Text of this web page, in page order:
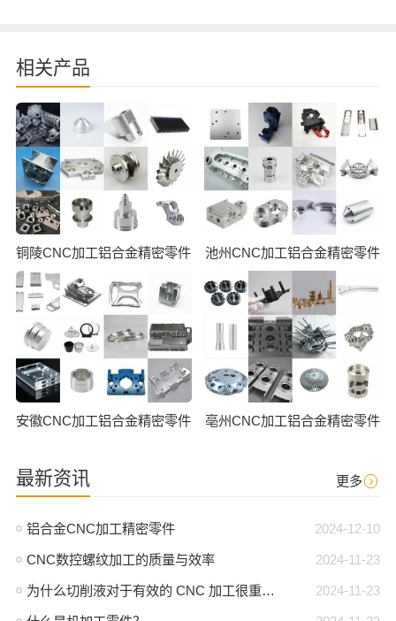
相关产品
铜陵CNC加工铝合金精密零件 池州CNC加工铝合金精密零件
安徽CNC加工铝合金精密零件 亳州CNC加工铝合金精密零件
最新资讯 更多
2024-12-10
铝合金CNC加工精密零件
2024-11-23
CNC数控螺纹加工的质量与效率
2024-11-23
为什么切削液对于有效的 CNC 加工很重要？